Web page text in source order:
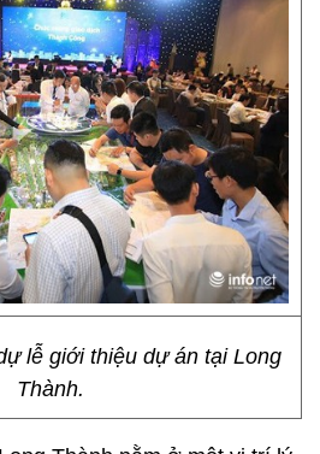
lễ giới thiệu dự án tại Long
Thành.